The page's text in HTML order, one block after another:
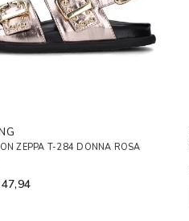
ZEPPA T-284 DONNA ROSA